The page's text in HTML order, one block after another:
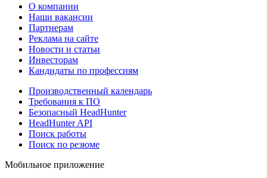
О компании
Наши вакансии
Партнерам
Реклама на сайте
Новости и статьи
Инвесторам
Кандидаты по профессиям
Производственный календарь
Требования к ПО
Безопасный HeadHunter
HeadHunter API
Поиск работы
Поиск по резюме
Мобильное приложение